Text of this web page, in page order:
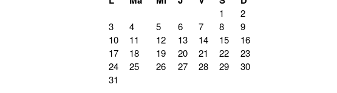
1
2
3
4 5 6 7 8
9
10
11 12 13 14 15
16
17
18 19 20 21 22
23
24
25 26 27 28 29
30
31